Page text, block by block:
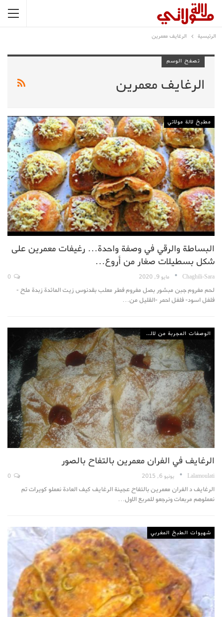
الرئيسية الرغايف معمرين
تصفح الوسم
الرغايف معمرين
مطبخ لالة مولاتي
البساطة والرقي في وصفة واحدة… رغيفات معمرين على
شكل بسطيلات صغار من أروع…
Chaghili-Sara مايو 9, 2020
لحم مفروم جبن مبشور بصل مفروم فطر معلب بقدنوس زيت المائدة زبدة ملح -
فلفل اسود- فلفل احمر -القليل من…
الوصفات المجربة من لالة مولاتي
الرغايف في الفران معمرين بالتفاح بالصور
Lalamoulati يونيو 6, 2015
الرغايف د الفران معمرين بالتفاح عجينة الرغايف كيف العادة نعملو كويرات تم
نعملوهم مربعات ونرجعو للمربع الاول…
شهيوات الطبخ المغربي